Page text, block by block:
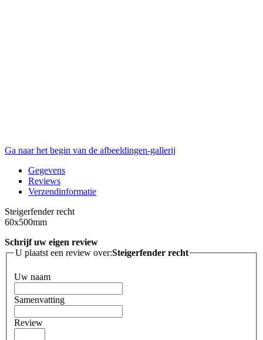
Ga naar het begin van de afbeeldingen-gallerij
Gegevens
Reviews
Verzendinformatie
Steigerfender recht
60x500mm
Schrijf uw eigen review
U plaatst een review over:Steigerfender recht
Uw naam
Samenvatting
Review